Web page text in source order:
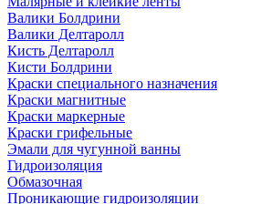
Валики Болдрини
Валики Делтаролл
Кисть Делтаролл
Кисти Болдрини
Краски специального назначения
Краски магнитные
Краски маркерные
Краски грифельные
Эмали для чугунной ванны
Гидроизоляция
Обмазочная
Проникающие гидроизоляции